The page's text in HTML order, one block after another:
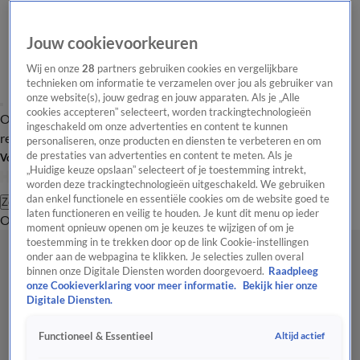
Overzicht Laatste nieuws Regionieuws Het beste van Hart
Tip de
redactie
Volg Hart van Nederland
Zoeken
OverzichtRegioUitzendingenWeerTip de redactiePanelVideo's
Jouw cookievoorkeuren
Wij en onze28 partners gebruiken cookies en vergelijkbare
technieken om informatie te verzamelen over jou als gebruiker van
onze website(s), jouw gedrag en jouw apparaten. Als je „Alle
cookies accepteren” selecteert, worden trackingtechnologieën
ingeschakeld om onze advertenties en content te kunnen
personaliseren, onze producten en diensten te verbeteren en om
de prestaties van advertenties en content te meten. Als je
„Huidige keuze opslaan” selecteert of je toestemming intrekt,
worden deze trackingtechnologieën uitgeschakeld. We gebruiken
dan enkel functionele en essentiële cookies om de website goed te
laten functioneren en veilig te houden. Je kunt dit menu op ieder
moment opnieuw openen om je keuzes te wijzigen of om je
toestemming in te trekken door op de link Cookie-instellingen
onder aan de webpagina te klikken. Je selecties zullen overal
binnen onze Digitale Diensten worden doorgevoerd. Raadpleeg
onze Cookieverklaring voor meer informatie.
Bekijk hier onze
Digitale Diensten.
Functioneel & Essentieel Altijd actief